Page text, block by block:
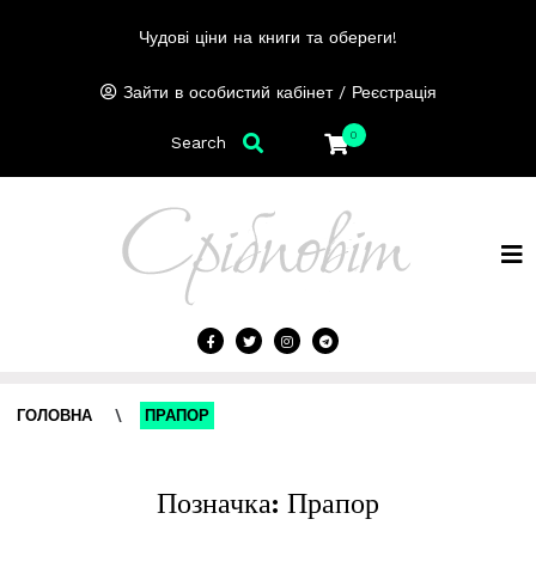
Чудові ціни на книги та обереги!
Зайти в особистий кабінет / Реєстрація
0
Search
ГОЛОВНА \ ПРАПОР
Позначка: Прапор